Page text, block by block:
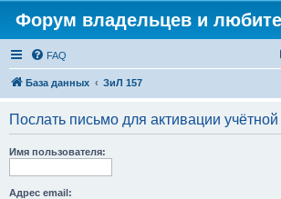
Форум владельцев и
FAQ
База данных ЗиЛ 157
Послать письмо для активации учётной
Имя пользователя:
Адрес email: